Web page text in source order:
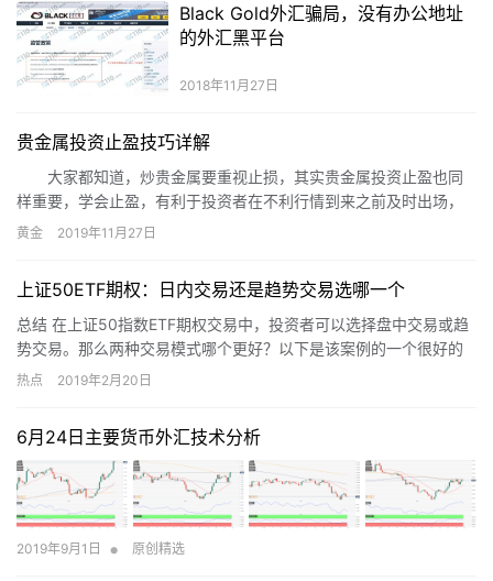
Black Gold外汇骗局，没有办公地址
的外汇黑平台
2018年11月27日
贵金属投资止盈技巧详解
大家都知道，炒贵金属要重视止损，其实贵金属投资止盈也同
样重要，学会止盈，有利于投资者在不利行情到来之前及时出场，
保住既有利润。那么，掌握了止盈技巧，贵金属投资止盈对你来说
黄金 2019年11月27日
上证50ETF期权：日内交易还是趋势交易选哪一个
总结 在上证50指数ETF期权交易中，投资者可以选择盘中交易或趋
势交易。那么两种交易模式哪个更好？以下是该案例的一个很好的
例子，我希望我能帮助您更好地选择适合您的投资方法。 &nb…
热点 2019年2月20日
6月24日主要货币外汇技术分析
2019年9月1日 • 原创精选